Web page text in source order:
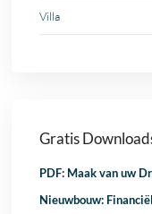
Villa
Gratis
PDF: Maak van uw
Nieuwbouw: